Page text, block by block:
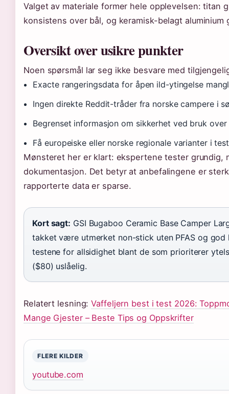
Valget av materiale former hele opplevelsen: titan
konsistens over bål, og keramisk-belagt aluminium
Oversikt over usikre punkter
Noen spørsmål lar seg ikke besvare med
Exacte rangeringsdata for åpen ild-ytingelse
Ingen direkte Reddit-tråder fra norske campere i
Begrenset informasjon om sikkerhet ved bruk
Få europeiske eller norske regionale varianter i
Mønsteret her er klart: ekspertene tester grundig,
dokumentasjon. Det betyr at anbefalingene er
rapporterte data er sparse.
Kort sagt: GSI Bugaboo Ceramic Base Camper
takket være utmerket non-stick uten PFAS og god
testene for allsidighet blant de som prioriterer
($80) uslåelig.
Relatert lesning:Vaffeljern best i test 2026:
Mange Gjester – Beste Tips og Oppskrifter
FLERE KILDER
youtube.com